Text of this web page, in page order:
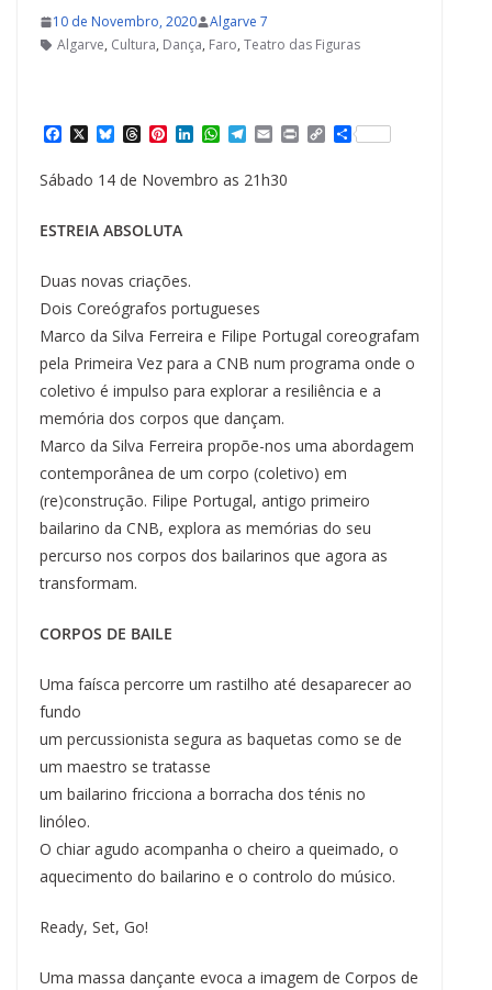
10 de Novembro, 2020
Algarve 7
Algarve, Cultura, Dança, Faro, Teatro das Figuras
e
o
o
X B
e
k
y
T
r
e
d
s
P
t
r
e
t
L
n
k
W
t
T
l
e
E
a
i
P C S
Sábado 14 de Novembro as 21h30
ESTREIA ABSOLUTA
Duas novas criações.
Dois Coreógrafos portugueses
Marco da Silva Ferreira e Filipe Portugal coreografam
pela Primeira Vez para a CNB num programa onde o
coletivo é impulso para explorar a resiliência e a
memória dos corpos que dançam.
Marco da Silva Ferreira propõe-nos uma abordagem
contemporânea de um corpo (coletivo) em
(re)construção. Filipe Portugal, antigo primeiro
bailarino da CNB, explora as memórias do seu
percurso nos corpos dos bailarinos que agora as
transformam.
CORPOS DE BAILE
Uma faísca percorre um rastilho até desaparecer ao
fundo
um percussionista segura as baquetas como se de
um maestro se tratasse
um bailarino fricciona a borracha dos ténis no
linóleo.
O chiar agudo acompanha o cheiro a queimado, o
aquecimento do bailarino e o controlo do músico.
Ready, Set, Go!
Uma massa dançante evoca a imagem de Corpos de